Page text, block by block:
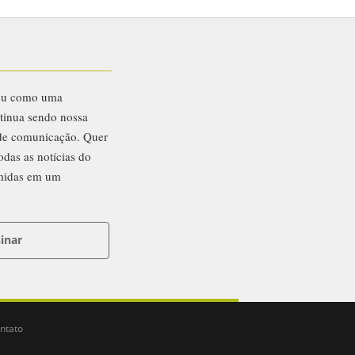
como uma
sendo nossa
comunicação. Quer
as notícias do
em um